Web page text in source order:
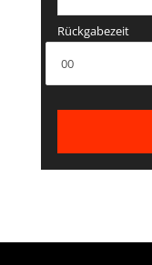
Rückgabezeit